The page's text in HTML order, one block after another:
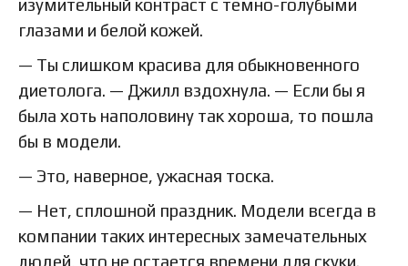
изумительный контраст с темно-голубыми
глазами и белой кожей.
— Ты слишком красива для обыкновенного
диетолога. — Джилл вздохнула. — Если бы я
была хоть наполовину так хороша, то пошла
бы в модели.
— Это, наверное, ужасная тоска.
— Нет, сплошной праздник. Модели всегда в
компании таких интересных замечательных
людей, что не остается времени для скуки.